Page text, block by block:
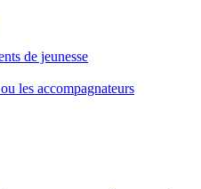
de jeunesse
les accompagnateurs